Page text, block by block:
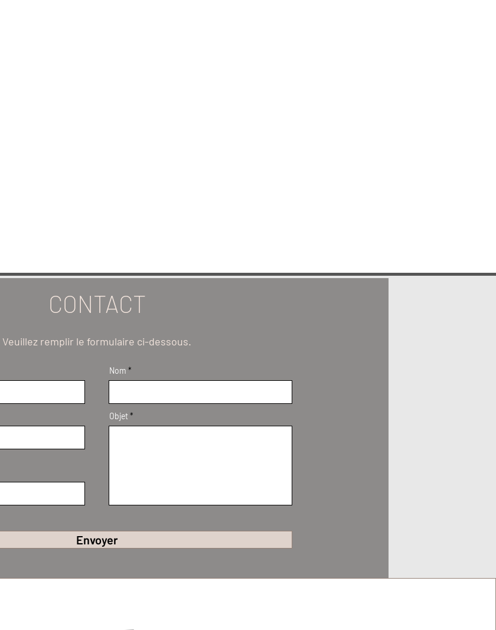
CONTACT
Veuillez remplir le formulaire ci-dessous.
Nom
Objet
Envoyer